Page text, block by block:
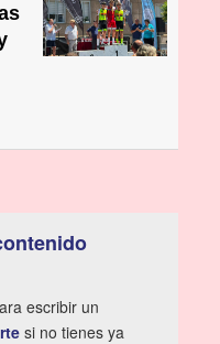
escribir un
si no tienes ya